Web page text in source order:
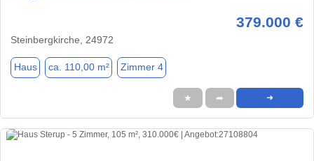
379.000 €
Steinbergkirche, 24972
Haus ca. 110,00 m² Zimmer 4
★ ➦ ➜